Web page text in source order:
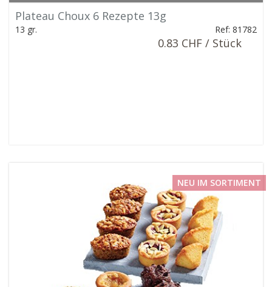
Plateau Choux 6 Rezepte 13g
13 gr. Ref: 81782
0.83 CHF / Stück
NEU IM SORTIMENT